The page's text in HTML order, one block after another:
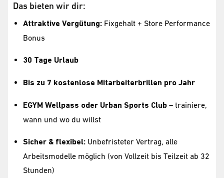
Das bieten wir dir:
Attraktive Vergütung: Fixgehalt + Store Performance
Bonus
30 Tage Urlaub
Bis zu 7 kostenlose Mitarbeiterbrillen pro Jahr
EGYM Wellpass oder Urban Sports Club – trainiere,
wann und wo du willst
Sicher & flexibel: Unbefristeter Vertrag, alle
Arbeitsmodelle möglich (von Vollzeit bis Teilzeit ab 32
Stunden)